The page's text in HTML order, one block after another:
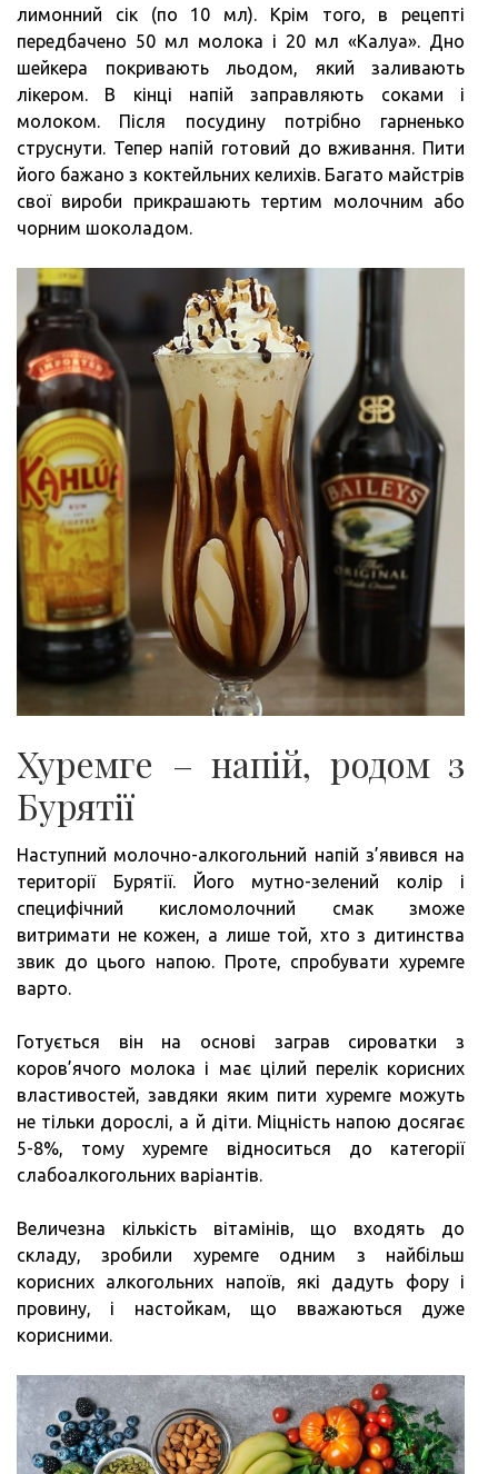
лимонний сік (по 10 мл). Крім того, в рецепті
передбачено 50 мл молока і 20 мл «Калуа». Дно
шейкера покривають льодом, який заливають
лікером. В кінці напій заправляють соками і
молоком. Після посудину потрібно гарненько
струснути. Тепер напій готовий до вживання. Пити
його бажано з коктейльних келихів. Багато майстрів
свої вироби прикрашають тертим молочним або
чорним шоколадом.
Хуремге – напій, родом з
Бурятії
Наступний молочно-алкогольний напій з’явився на
території Бурятії. Його мутно-зелений колір і
специфічний кисломолочний смак зможе
витримати не кожен, а лише той, хто з дитинства
звик до цього напою. Проте, спробувати хуремге
варто.
Готується він на основі заграв сироватки з
коров’ячого молока і має цілий перелік корисних
властивостей, завдяки яким пити хуремге можуть
не тільки дорослі, а й діти. Міцність напою досягає
5-8%, тому хуремге відноситься до категорії
слабоалкогольних варіантів.
Величезна кількість вітамінів, що входять до
складу, зробили хуремге одним з найбільш
корисних алкогольних напоїв, які дадуть фору і
провину, і настойкам, що вважаються дуже
корисними.